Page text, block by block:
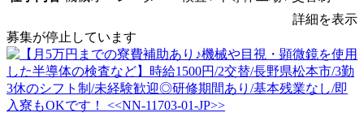
詳細を表示
募集が停止しています